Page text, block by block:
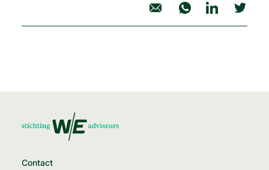
deel nieuwsbericht
Contact